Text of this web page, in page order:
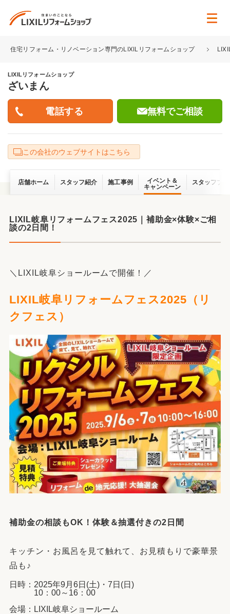
住宅リフォーム・リノベーション専門のLIXILリフォームショップ
LIXILリフォームショップ
ざいまん
無料でご相談
この会社のウェブサイトはこちら
店舗ホーム スタッフ紹介 施工事例
イベント＆
キャンペーン
スタッフブ
LIXIL岐阜リフォームフェス2025｜補助金×体験×ご相
談の2日間！
＼LIXIL岐阜ショールームで開催！／
LIXIL岐阜リフォームフェス2025（リ
クフェス）
補助金の相談もOK！体験＆抽選付きの2日間
キッチン・お風呂を見て触れて、お見積もりで豪華景
品も♪
日時：2025年9月6日(土)・7日(日)
10：00～16：00
会場：LIXIL岐阜ショールーム